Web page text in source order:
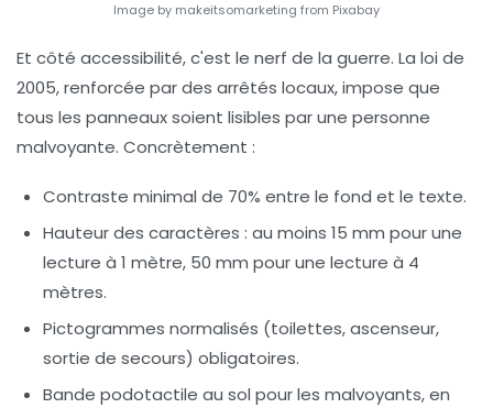
Image by makeitsomarketing from Pixabay
Et côté accessibilité, c'est le nerf de la guerre. La loi de
2005, renforcée par des arrêtés locaux, impose que
tous les panneaux soient lisibles par une personne
malvoyante. Concrètement :
Contraste minimal de 70% entre le fond et le texte.
Hauteur des caractères : au moins 15 mm pour une
lecture à 1 mètre, 50 mm pour une lecture à 4
mètres.
Pictogrammes normalisés (toilettes, ascenseur,
sortie de secours) obligatoires.
Bande podotactile au sol pour les malvoyants, en